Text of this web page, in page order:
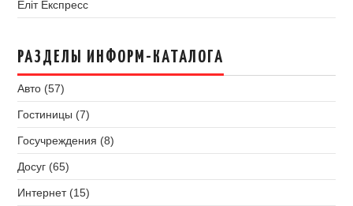
Еліт Експресс
РАЗДЕЛЫ ИНФОРМ-КАТАЛОГА
Авто (57)
Гостиницы (7)
Госучреждения (8)
Досуг (65)
Интернет (15)